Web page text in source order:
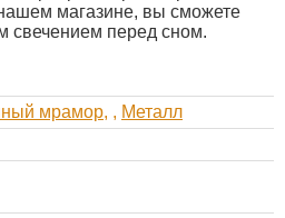
магазине, вы сможете
свечением перед сном.
мрамор , Металл